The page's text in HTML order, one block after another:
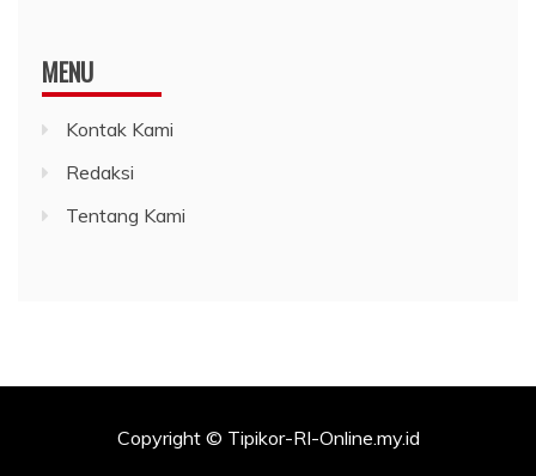
MENU
Kontak Kami
Redaksi
Tentang Kami
Copyright © Tipikor-RI-Online.my.id